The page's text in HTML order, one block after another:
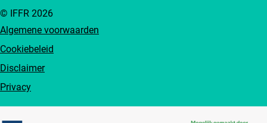
Algemene voorwaarden
Cookiebeleid
Disclaimer
Privacy
© IFFR 2026